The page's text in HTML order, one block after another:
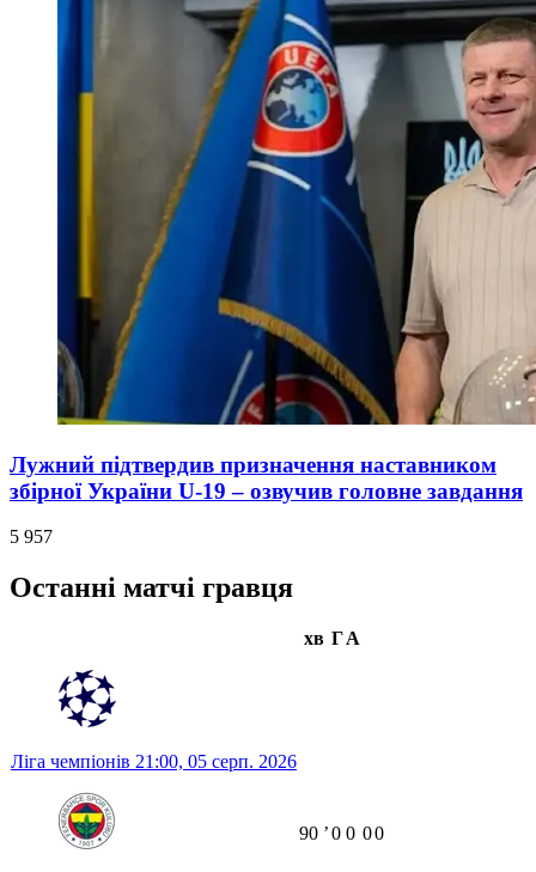
Лужний підтвердив призначення наставником
збірної України U-19 – озвучив головне завдання
5 957
Останні матчі гравця
хв ГА
Ліга чемпіонів 21:00, 05 серп. 2026
90 ʼ0 0 00